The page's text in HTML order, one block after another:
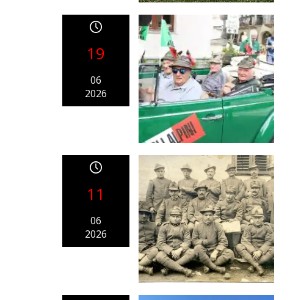
19
06
2026
11
06
2026